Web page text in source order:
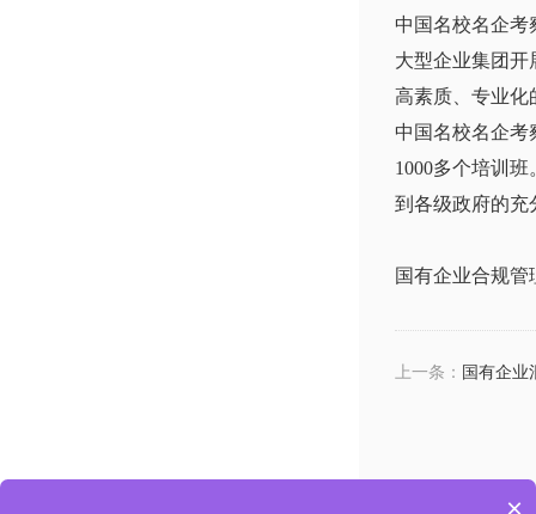
中国名校名企
大型企业集团
高素质、专业化
中国名校名企考
1000多个培训
到各级政府的充
国有企业合规
上一条： 国有企业